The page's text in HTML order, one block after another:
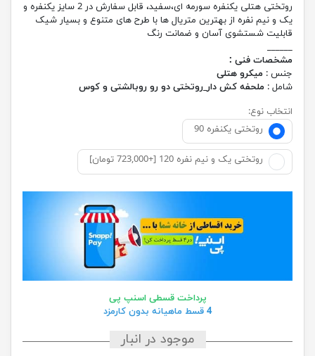
روتختی هتلی یکنفره سورمه ای،سفید، قابل سفارش در 2 سایز یکنفره و
یک و نیم نفره از بهترین متریال ها با طرح های متنوع و بسیار شیک
قابلیت شستشوی آسان و ضمانت رنگ
______
مشخصات فنی :
جنس : میکرو هتلی
شامل : ملحفه کش دار_روتختی دو رو روبالشتی و کوس
انتخاب نوع:
روتختی یکنفره 90
روتختی یک و نیم نفره 120 [+723,000 تومان]
پرداخت قسطی اسنپ پی
4 قسط ماهیانه بدون کارمزد
موجود در انبار